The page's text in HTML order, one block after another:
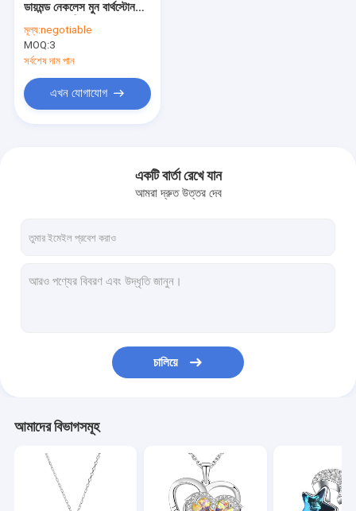
বাড়ি
পণ্য
আমাদের সম্পর্কে
ডায়মন্ড নেকলেস মুন বার্থস্টোন
মূল্য:negotiable
MOQ:3
সর্বশেষ দাম পান
এখন যোগাযোগ
একটি বার্তা রেখে যান
আমরা দ্রুত উত্তর দেব
চালিয়ে
আমাদের বিভাগসমূহ